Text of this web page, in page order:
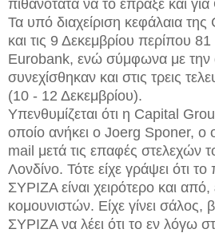
πιθανότατα να το έπραξε και
Τα υπό διαχείριση κεφάλαια
και τις 9 Δεκεμβρίου περίπου 81
Eurobank, ενώ σύμφωνα με την
συνεχίσθηκαν και στις τρεις
(10 - 12 Δεκεμβρίου).
Υπενθυμίζεται ότι η Capital
οποίο ανήκει ο Joerg Sponer, ο
mail μετά τις επαφές στελεχών
Λονδίνο. Τότε είχε γράψει ότι
ΣΥΡΙΖΑ είναι χειρότερο και από,
κομουνιστών. Είχε γίνει σάλος,
ΣΥΡΙΖΑ να λέει ότι το εν λόγω